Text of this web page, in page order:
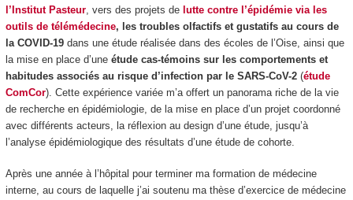
l’Institut Pasteur, vers des projets de lutte contre l’épidémie via les
outils de télémédecine, les troubles olfactifs et gustatifs au cours de
la COVID-19dans une étude réalisée dans des écoles de l’Oise, ainsi que
la mise en place d’une étude cas-témoins sur les comportements et
habitudes associés au risque d’infection par le SARS-CoV-2(étude
ComCor). Cette expérience variée m’a offert un panorama riche de la vie
de recherche en épidémiologie, de la mise en place d’un projet coordonné
avec différents acteurs, la réflexion au design d’une étude, jusqu’à
l’analyse épidémiologique des résultats d’une étude de cohorte.
Après une année à l’hôpital pour terminer ma formation de médecine
interne, au cours de laquelle j’ai soutenu ma thèse d’exercice de médecine